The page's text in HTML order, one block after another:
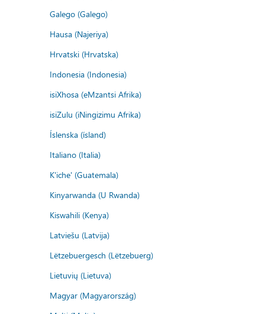
Galego (Galego)
Hausa (Najeriya)
Hrvatski (Hrvatska)
Indonesia (Indonesia)
isiXhosa (eMzantsi Afrika)
isiZulu (iNingizimu Afrika)
Íslenska (ísland)
Italiano (Italia)
K'iche' (Guatemala)
Kinyarwanda (U Rwanda)
Kiswahili (Kenya)
Latviešu (Latvija)
Lëtzebuergesch (Lëtzebuerg)
Lietuvių (Lietuva)
Magyar (Magyarország)